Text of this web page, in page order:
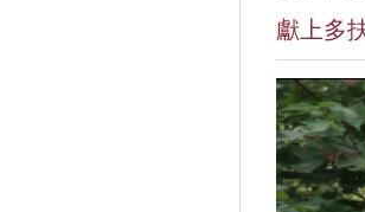
獻上多